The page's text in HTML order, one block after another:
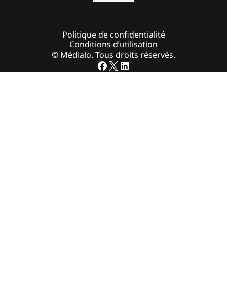
© Médialo. Tous droits réservés.
Politique de confidentialité
Conditions d’utilisation